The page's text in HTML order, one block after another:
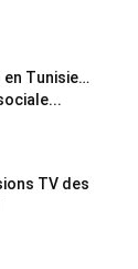
en Tunisie…
TV des